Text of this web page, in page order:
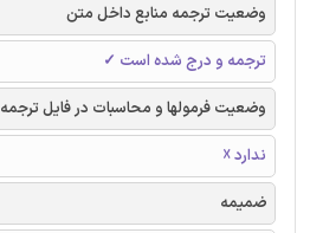
وضعیت ترجمه منابع داخل متن
ترجمه و درج شده است ✓
وضعیت فرمولها و محاسبات در فایل ترجمه
ندارد ☓
ضمیمه